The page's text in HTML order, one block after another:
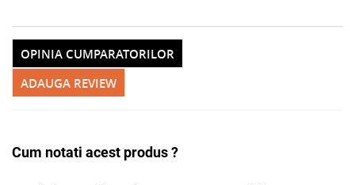
ADAUGA REVIEW
OPINIA CUMPARATORILOR
Cum notati acest produs ?